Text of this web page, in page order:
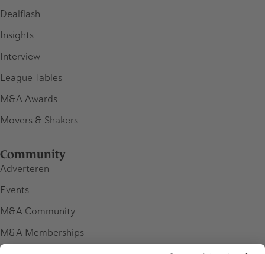
Dealflash
Insights
Interview
League Tables
M&A Awards
Movers & Shakers
Community
Adverteren
Events
M&A Community
M&A Memberships